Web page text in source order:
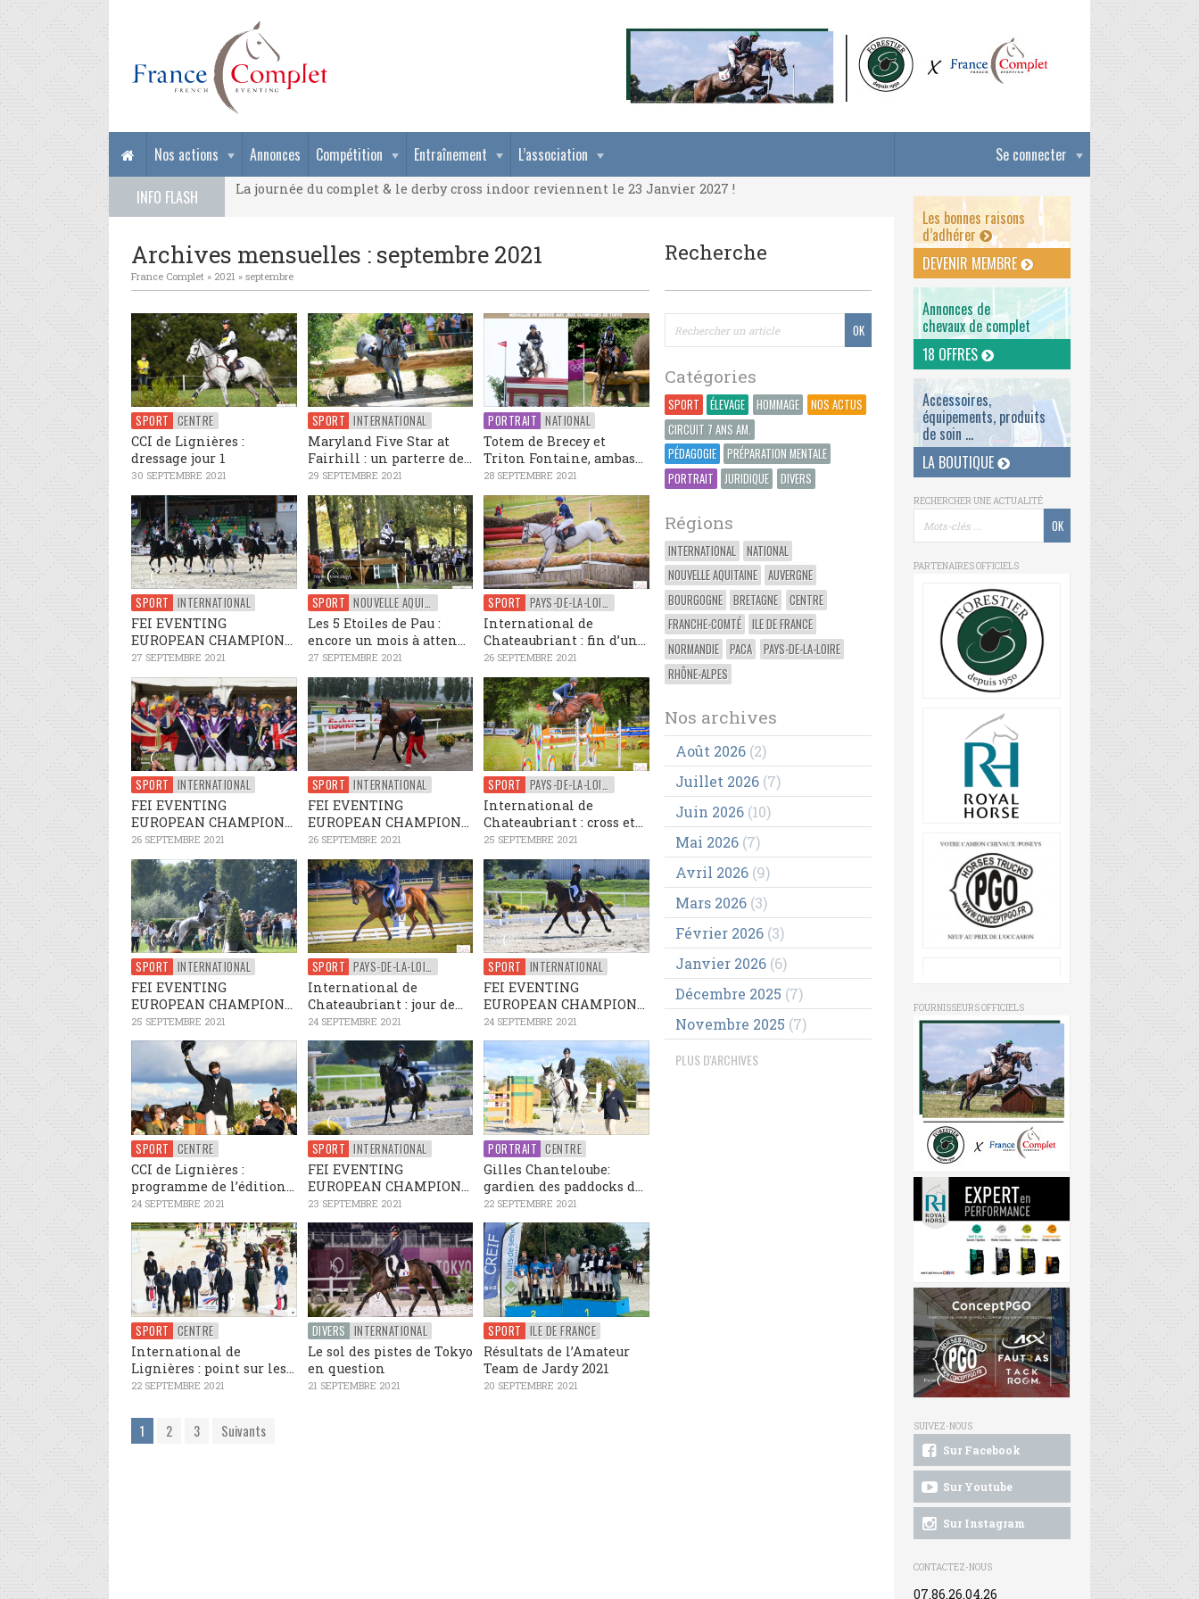
Se connecter
Nos actions Annonces Compétition Entraînement
L’association
INFO FLASH
La journée du complet & le derby cross indoor reviennent le 23 Janvier 2027 !
La journée du complet & le derby cross indoor reviennent le 23 Janvier 2027 !
Archives mensuelles : septembre 2021
France Complet » 2021 » septembre
SPORT CENTRE
CCI de Lignières :
dressage jour 1
30 SEPTEMBRE 2021
SPORT INTERNATIONAL
Maryland Five Star at
Fairhill : un parterre de...
29 SEPTEMBRE 2021
PORTRAIT NATIONAL
Totem de Brecey et
Triton Fontaine, ambas...
28 SEPTEMBRE 2021
SPORT INTERNATIONAL
FEI EVENTING
EUROPEAN CHAMPION...
27 SEPTEMBRE 2021
SPORT
NOUVELLE AQUITAINE
Les 5 Etoiles de Pau :
encore un mois à atten...
27 SEPTEMBRE 2021
SPORT
PAYS-DE-LA-LOIRE
International de
Chateaubriant : fin d’un...
26 SEPTEMBRE 2021
SPORT INTERNATIONAL
FEI EVENTING
EUROPEAN CHAMPION...
26 SEPTEMBRE 2021
SPORT INTERNATIONAL
FEI EVENTING
EUROPEAN CHAMPION...
26 SEPTEMBRE 2021
SPORT
PAYS-DE-LA-LOIRE
International de
Chateaubriant : cross et...
25 SEPTEMBRE 2021
SPORT INTERNATIONAL
FEI EVENTING
EUROPEAN CHAMPION...
25 SEPTEMBRE 2021
SPORT
PAYS-DE-LA-LOIRE
International de
Chateaubriant : jour de...
24 SEPTEMBRE 2021
SPORT INTERNATIONAL
FEI EVENTING
EUROPEAN CHAMPION...
24 SEPTEMBRE 2021
SPORT CENTRE
CCI de Lignières :
programme de l’édition...
24 SEPTEMBRE 2021
SPORT INTERNATIONAL
FEI EVENTING
EUROPEAN CHAMPION...
23 SEPTEMBRE 2021
PORTRAIT CENTRE
Gilles Chanteloube:
gardien des paddocks d...
22 SEPTEMBRE 2021
SPORT CENTRE
International de
Lignières : point sur les...
22 SEPTEMBRE 2021
DIVERS INTERNATIONAL
Le sol des pistes de Tokyo
en question
21 SEPTEMBRE 2021
SPORT ILE DE FRANCE
Résultats de l’Amateur
Team de Jardy 2021
20 SEPTEMBRE 2021
1 2 3 Suivants
Recherche
Catégories
SPORT ÉLEVAGE HOMMAGE
NOS ACTUS
CIRCUIT 7 ANS AM.
PÉDAGOGIE
PRÉPARATION MENTALE
PORTRAIT
JURIDIQUE DIVERS
Régions
INTERNATIONAL
NATIONAL
NOUVELLE AQUITAINE
AUVERGNE
BOURGOGNE
BRETAGNE
CENTRE
FRANCHE-COMTÉ
ILE DE FRANCE
NORMANDIE
PACA
PAYS-DE-LA-LOIRE
RHÔNE-ALPES
Nos archives
Août 2026(2)
Juillet 2026(7)
Juin 2026(10)
Mai 2026(7)
Avril 2026(9)
Mars 2026(3)
Février 2026(3)
Janvier 2026(6)
Décembre 2025 (7)
Novembre 2025 (7)
PLUS D'ARCHIVES
Les bonnes raisons
d’adhérer
DEVENIR MEMBRE
Annonces de
chevaux de complet
18 OFFRES
Accessoires,
équipements, produits
de soin ...
LA BOUTIQUE
RECHERCHER UNE ACTUALITÉ
PARTENAIRES OFFICIELS
FOURNISSEURS OFFICIELS
SUIVEZ-NOUS
Sur Facebook
Sur Youtube
Sur Instagram
CONTACTEZ-NOUS
07.86.26.04.26